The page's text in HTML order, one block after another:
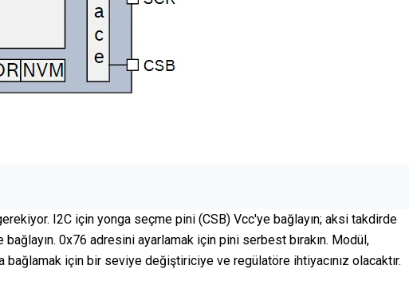
I2C için yonga seçme pini (CSB) Vcc'ye bağlayın; aksi takdirde
0x76 adresini ayarlamak için pini serbest bırakın. Modül,
için bir seviye değiştiriciye ve regülatöre ihtiyacınız olacaktır.